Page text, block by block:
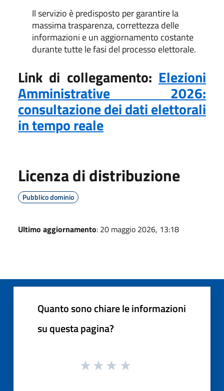
Il servizio è predisposto per garantire la
massima trasparenza, correttezza delle
informazioni e un aggiornamento costante
durante tutte le fasi del processo elettorale.
Link di collegamento: Elezioni
Amministrative 2026:
consultazione dei dati elettorali
in tempo reale
Licenza di distribuzione
Pubblico dominio
Ultimo aggiornamento: 20 maggio 2026, 13:18
Quanto sono chiare le informazioni
su questa pagina?